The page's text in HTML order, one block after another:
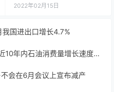
2022年02月15日
我国进出口增长4.7%
（石油增长率为）中国成为近10年内石油消费量增长速度最快的国家
会在6月会议上宣布减产